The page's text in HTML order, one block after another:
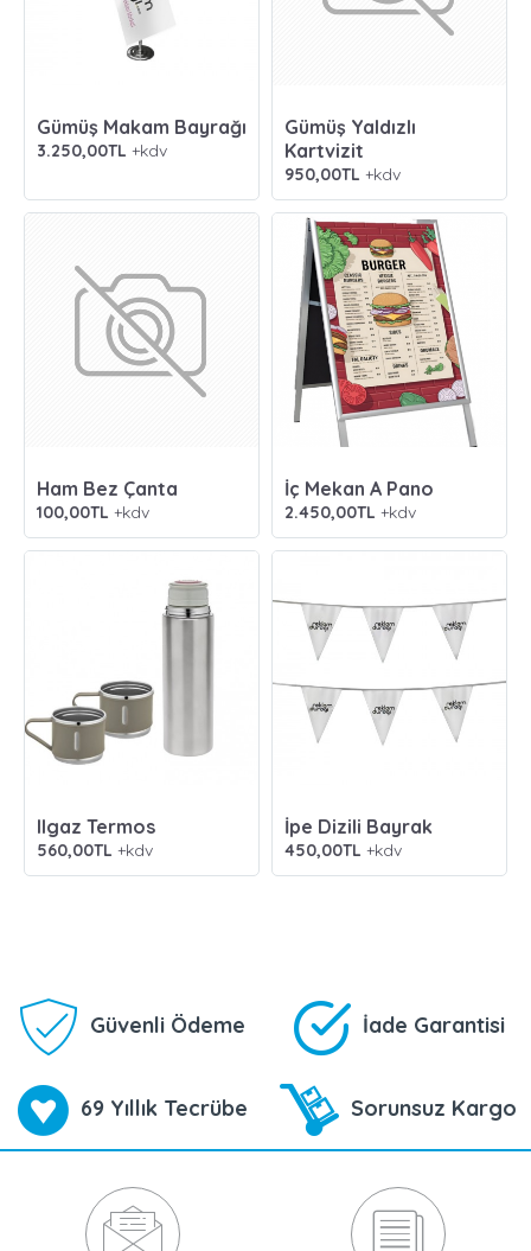
Gümüş Makam Bayrağı
3.250,00TL +kdv
Gümüş Yaldızlı
Kartvizit
950,00TL +kdv
Ham Bez Çanta
100,00TL +kdv
İç Mekan A Pano
2.450,00TL +kdv
Ilgaz Termos
560,00TL +kdv
İpe Dizili Bayrak
450,00TL +kdv
Güvenli Ödeme İade Garantisi
69 Yıllık Tecrübe Sorunsuz Kargo